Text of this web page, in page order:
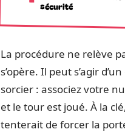
sécurité
La procédure ne relève
s’opère. Il peut s’agir
sorcier : associez votre
et le tour est joué. À la
tenterait de forcer la